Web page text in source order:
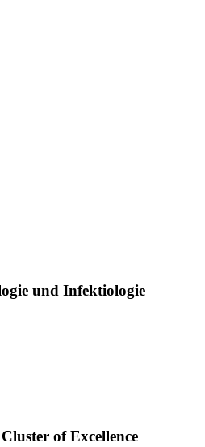
und Infektiologie
of Excellence